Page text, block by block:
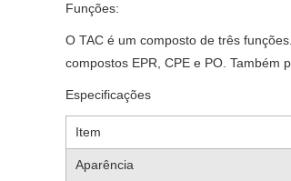
Funções:
O TAC é um composto de três
compostos EPR, CPE e PO. Também
Especificações
Item
Aparência